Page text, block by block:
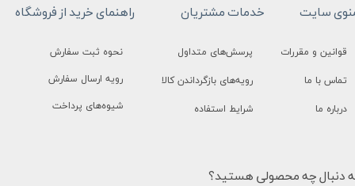
راهنمای خرید از فروشگاه
نحوه ثبت سفارش
رویه ارسال سفارش
شیوه‌های پرداخت
خدمات مشتریان
پرسش‌های متداول
رویه‌های بازگرداندن کالا
شرایط استفاده
سایت
قوانین و مقررات
تماس با ما
درباره ما
دنبال چه محصولی هستید؟